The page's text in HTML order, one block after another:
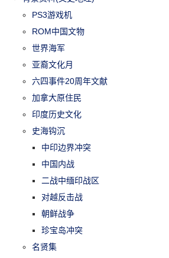
PS3游戏机
ROM中国文物
世界海军
亚裔文化月
六四事件20周年文献
加拿大原住民
印度历史文化
史海钩沉
中印边界冲突
中国内战
二战中缅印战区
对越反击战
朝鲜战争
珍宝岛冲突
名贤集